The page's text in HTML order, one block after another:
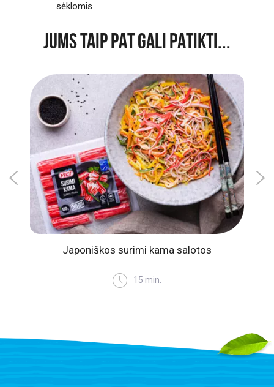
sėklomis
JUMS TAIP PAT GALI PATIKTI...
Japoniškos surimi kama salotos
15 min.